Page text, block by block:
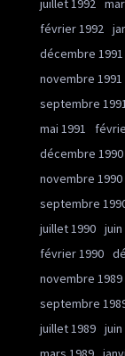
juillet 1992
février 1992
décembre 1991
novembre 1991
septembre
mai 1991
décembre 1990
novembre 1990
septembre
juillet 1990 juin
février 1990
novembre 1989
septembre
juillet 1989 juin